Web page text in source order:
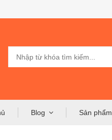
Blog Sản phẩm